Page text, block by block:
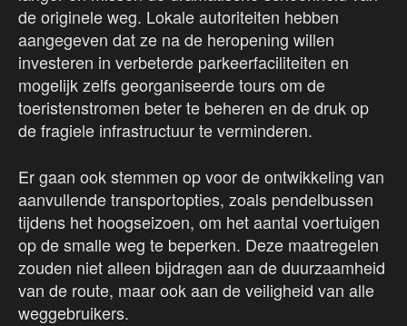
de originele weg. Lokale autoriteiten hebben
aangegeven dat ze na de heropening willen
investeren in verbeterde parkeerfaciliteiten en
mogelijk zelfs georganiseerde tours om de
toeristenstromen beter te beheren en de druk op
de fragiele infrastructuur te verminderen.
Er gaan ook stemmen op voor de ontwikkeling van
aanvullende transportopties, zoals pendelbussen
tijdens het hoogseizoen, om het aantal voertuigen
op de smalle weg te beperken. Deze maatregelen
zouden niet alleen bijdragen aan de duurzaamheid
van de route, maar ook aan de veiligheid van alle
weggebruikers.